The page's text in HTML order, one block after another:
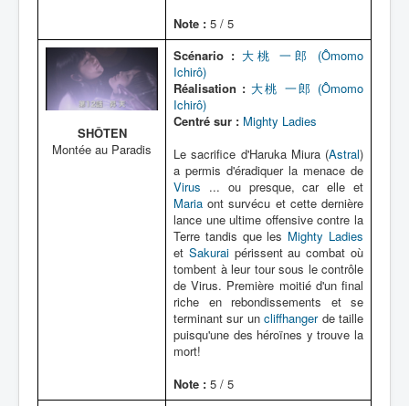
Note : 5 / 5
SHÔTEN
Montée au Paradis
Scénario : 大桃 一郎 (Ômomo
Ichirô)
Réalisation : 大桃 一郎 (Ômomo
Ichirô)
Centré sur : Mighty Ladies
Le sacrifice d'Haruka Miura (Astral)
a permis d'éradiquer la menace de
Virus ... ou presque, car elle et
Maria ont survécu et cette dernière
lance une ultime offensive contre la
Terre tandis que les Mighty Ladies
et Sakuraipérissent au combat où
tombent à leur tour sous le contrôle
de Virus. Première moitié d'un final
riche en rebondissements et se
terminant sur uncliffhangerde taille
puisqu'une des héroïnes y trouve la
mort!
Note : 5 / 5